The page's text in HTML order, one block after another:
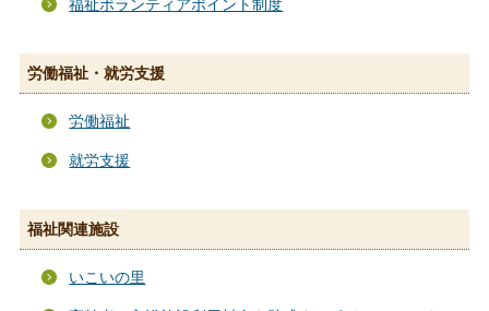
福祉ボランティアポイント制度
労働福祉・就労支援
労働福祉
就労支援
福祉関連施設
いこいの里